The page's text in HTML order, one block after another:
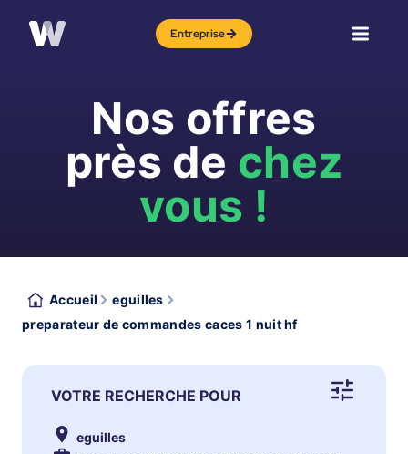
Entreprise
Nos offres
près de chez
vous !
Accueil
eguilles
preparateur de commandes caces 1 nuit hf
VOTRE RECHERCHE POUR
eguilles